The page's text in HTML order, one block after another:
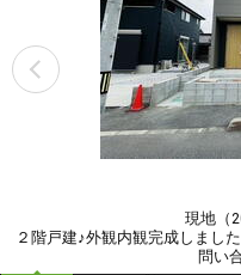
現地（
２階戸建♪外観内観完成しまし
問い